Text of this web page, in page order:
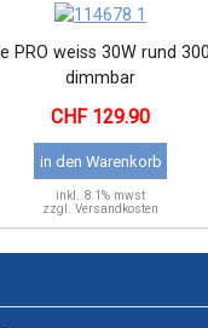
PRO weiss 30W rund
dimmbar
129.90
in den Warenkorb
inkl. 8.1% mwst
zzgl. Versandkosten